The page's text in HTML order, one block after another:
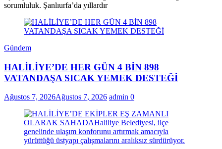
sorumluluk. Şanlıurfa’da yıllardır
Gündem
HALİLİYE’DE HER GÜN 4 BİN 898
VATANDAŞA SICAK YEMEK DESTEĞİ
Ağustos 7, 2026Ağustos 7, 2026 admin 0